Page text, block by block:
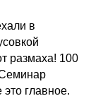
в
размаха! 100
главное.